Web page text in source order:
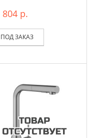
804 р.
ПОД ЗАКАЗ